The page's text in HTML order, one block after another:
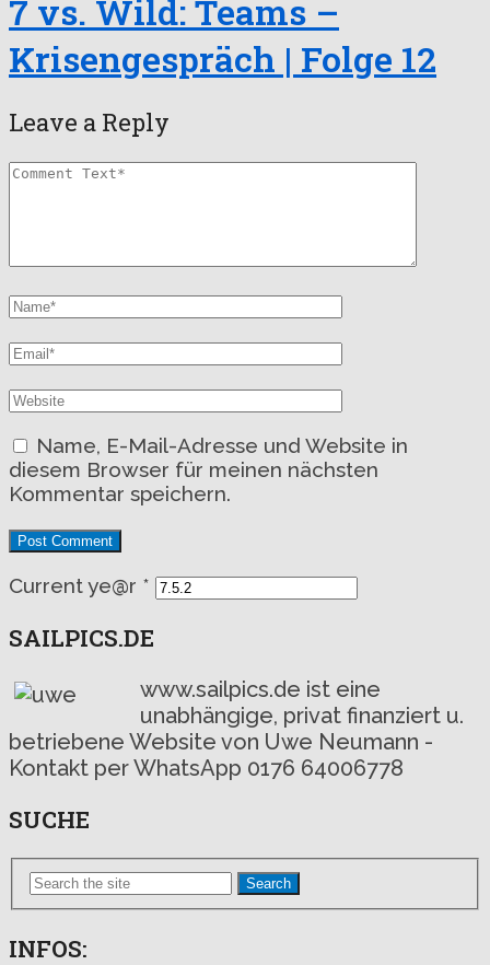
7 vs. Wild: Teams –
Krisengespräch | Folge 12
Leave a Reply
Name, E-Mail-Adresse und Website in
diesem Browser für meinen nächsten
Kommentar speichern.
Current ye@r *
SAILPICS.DE
www.sailpics.de ist eine
unabhängige, privat finanziert u.
betriebene Website von Uwe Neumann -
Kontakt per WhatsApp 0176 64006778
SUCHE
Search
INFOS: